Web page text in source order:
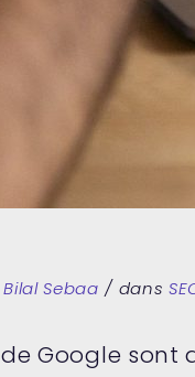
Bilal Sebaa dans
de Google sont